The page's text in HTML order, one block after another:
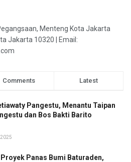
Menteng Kota Jakarta
Jakarta 10320 | Email:
Comments Latest
Pangestu, Menantu Taipan
dan Bos Bakti Barito
Panas Bumi Baturaden,